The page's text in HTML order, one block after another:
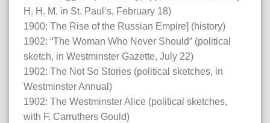
H. H. M. in St. Paul’s, February 18)
1900: The Rise of the Russian Empire] (history)
1902: “The Woman Who Never Should” (political
sketch, in Westminster Gazette, July 22)
1902: The Not So Stories (political sketches, in
Westminster Annual)
1902: The Westminster Alice (political sketches,
with F. Carruthers Gould)